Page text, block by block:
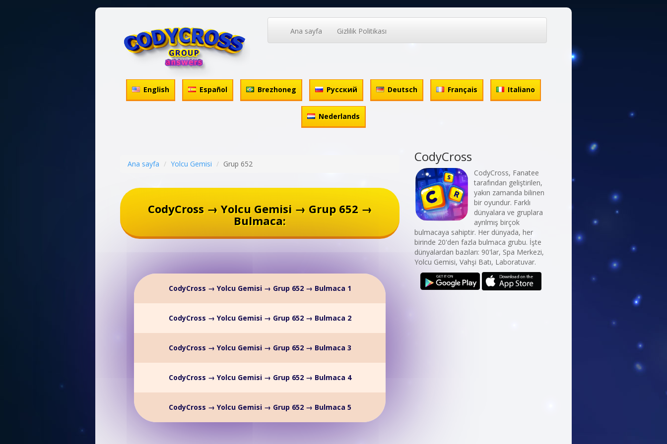
Ana sayfa Gizlilik Politikası
English Español Brezhoneg Русский Deutsch Français Italiano
Nederlands
Ana sayfa Yolcu Gemisi Grup 652
CodyCross → Yolcu Gemisi → Grup 652 →
Bulmaca:
CodyCross → Yolcu Gemisi → Grup 652 → Bulmaca 1
CodyCross → Yolcu Gemisi → Grup 652 → Bulmaca 2
CodyCross → Yolcu Gemisi → Grup 652 → Bulmaca 3
CodyCross → Yolcu Gemisi → Grup 652 → Bulmaca 4
CodyCross → Yolcu Gemisi → Grup 652 → Bulmaca 5
CodyCross
CodyCross, Fanatee
tarafından geliştirilen,
yakın zamanda bilinen
bir oyundur. Farklı
dünyalara ve gruplara
ayrılmış birçok
bulmacaya sahiptir. Her dünyada, her
birinde 20'den fazla bulmaca grubu. İşte
dünyalardan bazıları: 90'lar, Spa Merkezi,
Yolcu Gemisi, Vahşi Batı, Laboratuvar.